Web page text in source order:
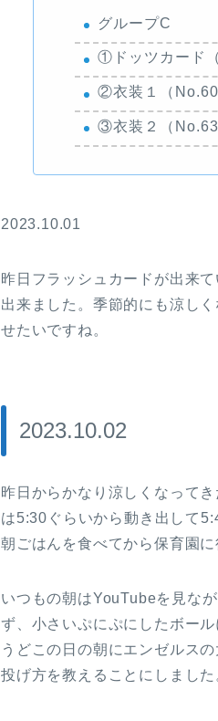
グループC
①ドッツカード
②衣装１（
③衣装２（
2023.10.01
昨日フラッシュカードが出来
出来ました。季節的にも涼し
せたいですね。
2023.10.02
昨日からかなり涼しくなって
は5:30ぐらいから動き出して
朝ごはんを食べてから保育園
いつもの朝はYouTubeを見な
ず、小さいぷにぷにしたボー
うどこの日の朝にエンゼルス
投げ方を教えることにしました